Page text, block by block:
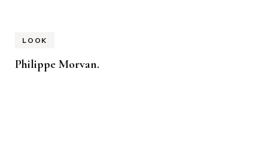
LOOK
Philippe Morvan.